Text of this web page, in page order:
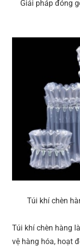
Giải pháp đóng
Túi khí chèn
Túi khí chèn hàng
vệ hàng hóa, hoạt